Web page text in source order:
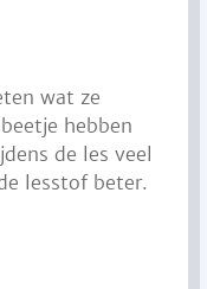
wat ze
hebben
de les veel
lesstof beter.